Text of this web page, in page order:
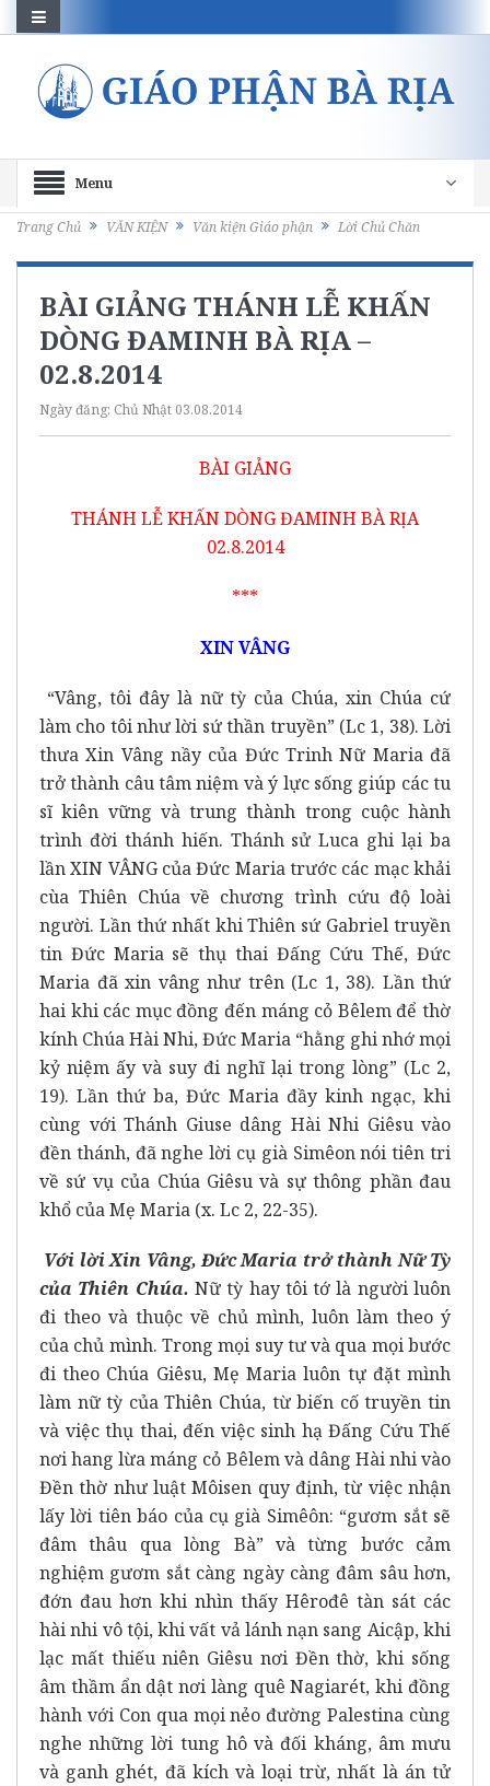
Menu
Trang Chủ VĂN KIỆN Văn kiện Giáo phận Lời Chủ Chăn
BÀI GIẢNG THÁNH LỄ KHẤN
DÒNG ĐAMINH BÀ RỊA –
02.8.2014
Ngày đăng: Chủ Nhật 03.08.2014
BÀI GIẢNG
THÁNH LỄ KHẤN DÒNG ĐAMINH BÀ RỊA
02.8.2014
***
XIN VÂNG
“Vâng, tôi đây là nữ tỳ của Chúa, xin Chúa cứ
làm cho tôi như lời sứ thần truyền” (Lc 1, 38). Lời
thưa Xin Vâng nầy của Đức Trinh Nữ Maria đã
trở thành câu tâm niệm và ý lực sống giúp các tu
sĩ kiên vững và trung thành trong cuộc hành
trình đời thánh hiến. Thánh sử Luca ghi lại ba
lần XIN VÂNG của Đức Maria trước các mạc khải
cùa Thiên Chúa về chương trình cứu độ loài
người. Lần thứ nhất khi Thiên sứ Gabriel truyền
tin Đức Maria sẽ thụ thai Đấng Cứu Thế, Đức
Maria đã xin vâng như trên (Lc 1, 38). Lần thứ
hai khi các mục đồng đến máng cỏ Bêlem để thờ
kính Chúa Hài Nhi, Đức Maria “hằng ghi nhớ mọi
kỷ niệm ấy và suy đi nghĩ lại trong lòng” (Lc 2,
19). Lần thứ ba, Đức Maria đầy kinh ngạc, khi
cùng với Thánh Giuse dâng Hài Nhi Giêsu vào
đền thánh, đã nghe lời cụ già Simêon nói tiên tri
về sứ vụ của Chúa Giêsu và sự thông phần đau
khổ của Mẹ Maria (x. Lc 2, 22-35).
Với lời Xin Vâng, Đức Maria trở thành Nữ Tỳ
của Thiên Chúa. Nữ tỳ hay tôi tớ là người luôn
đi theo và thuộc về chủ mình, luôn làm theo ý
của chủ mình. Trong mọi suy tư và qua mọi bước
đi theo Chúa Giêsu, Mẹ Maria luôn tự đặt mình
làm nữ tỳ của Thiên Chúa, từ biến cố truyền tin
và việc thụ thai, đến việc sinh hạ Đấng Cứu Thế
nơi hang lừa máng cỏ Bêlem và dâng Hài nhi vào
Đền thờ như luật Môisen quy định, từ việc nhận
lấy lời tiên báo của cụ già Simêôn: “gươm sắt sẽ
đâm thâu qua lòng Bà” và từng bước cảm
nghiệm gươm sắt càng ngày càng đâm sâu hơn,
đớn đau hơn khi nhìn thấy Hêrođê tàn sát các
hài nhi vô tội, khi vất vả lánh nạn sang Aicập, khi
lạc mất thiếu niên Giêsu nơi Đền thờ, khi sống
âm thầm ẩn dật nơi làng quê Nagiarét, khi đồng
hành với Con qua mọi nẻo đường Palestina cùng
nghe những lời tung hô và đối kháng, âm mưu
và ganh ghét, đã kích và loại trừ, nhất là án tử